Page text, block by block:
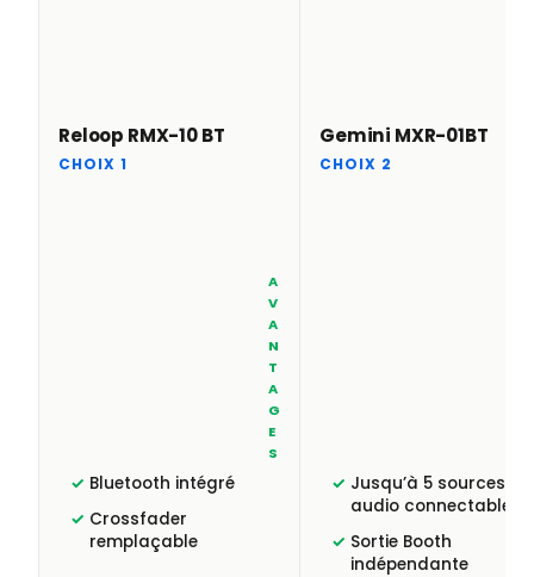
Reloop RMX-10 BT
CHOIX 1
A
V
A
N
T
A
G
E
S
Bluetooth intégré
Crossfader
remplaçable
Gemini MXR-01BT
CHOIX 2
Jusqu’à 5 sources
audio connectables
Sortie Booth
indépendante